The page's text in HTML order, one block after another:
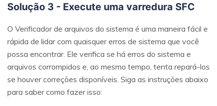
Solução 3 - Execute uma varredura SFC
O Verificador de arquivos do sistema é uma maneira fácil e
rápida de lidar com quaisquer erros de sistema que você
possa encontrar. Ele verifica se há erros do sistema e
arquivos corrompidos e, ao mesmo tempo, tenta repará-los
se houver correções disponíveis. Siga as instruções abaixo
para saber como fazer isso: